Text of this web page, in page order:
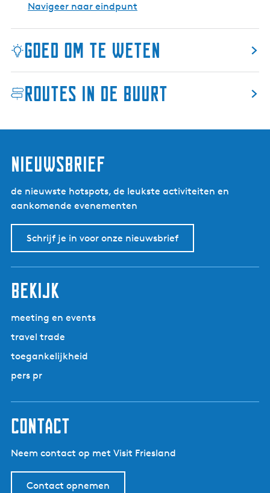
e
m
e
m
Navigeer naar eindpunt
Goed om te weten
Routes in de buurt
nieuwsbrief
de nieuwste hotspots, de leukste activiteiten en
aankomende evenementen
Schrijf je in voor onze nieuwsbrief
bekijk
meeting en events
travel trade
toegankelijkheid
pers pr
contact
Neem contact op met Visit Friesland
Contact opnemen